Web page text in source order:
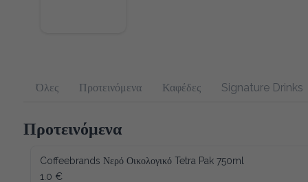
Όλες Προτεινόμενα Καφέδες Signature Drinks
Προτεινόμενα
Coffeebrands Νερό Οικολογικό Tetra Pak 750ml
1.0 €